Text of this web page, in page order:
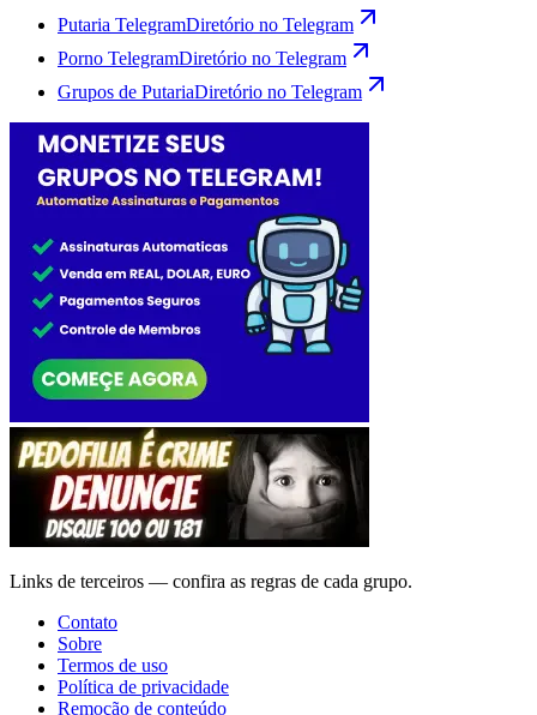
Putaria TelegramDiretório no Telegram
Porno TelegramDiretório no Telegram
Grupos de PutariaDiretório no Telegram
Links de terceiros — confira as regras de cada grupo.
Contato
Sobre
Termos de uso
Política de privacidade
Remoção de conteúdo